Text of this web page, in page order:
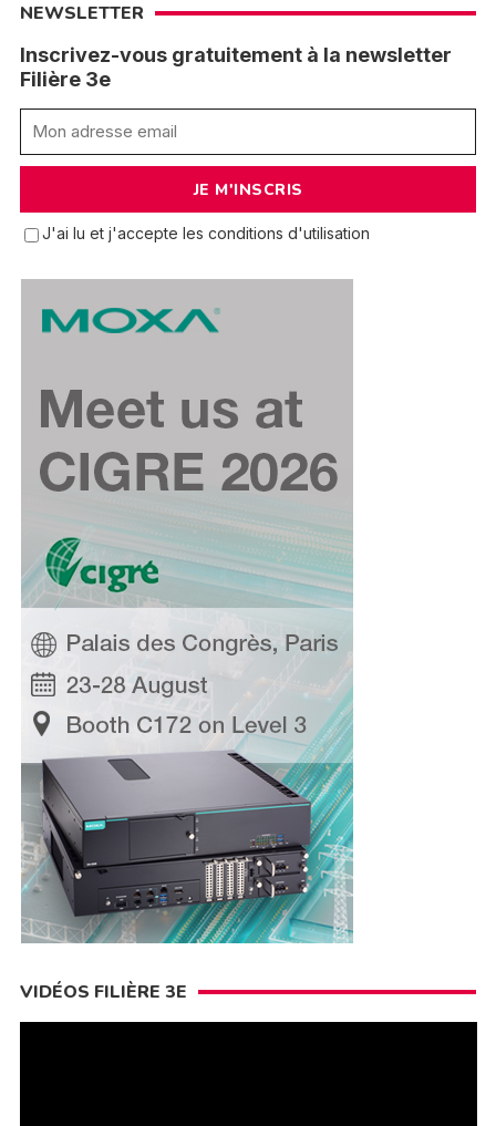
NEWSLETTER
Inscrivez-vous gratuitement à la newsletter
Filière 3e
J'ai lu et j'accepte les conditions d'utilisation
VIDÉOS FILIÈRE 3E